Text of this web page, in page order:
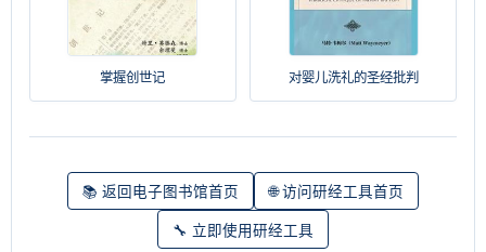
掌握创世记 对婴儿洗礼的圣经批判
📚 返回电子图书馆首页
🌐 访问研经工具首页
🔧 立即使用研经工具